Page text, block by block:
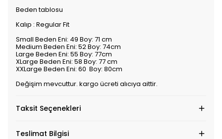
Beden tablosu
Kalıp : Regular Fit
Small Beden Eni: 49 Boy: 71 cm
Medium Beden Eni: 52 Boy: 74cm
Large Beden Eni: 55 Boy: 77cm
XLarge Beden Eni: 58 Boy: 77 cm
XXLarge Beden Eni: 60 Boy: 80cm
Değişim mevcuttur. kargo ücreti alıcıya aittir.
Taksit Seçenekleri
Teslimat Bilgisi